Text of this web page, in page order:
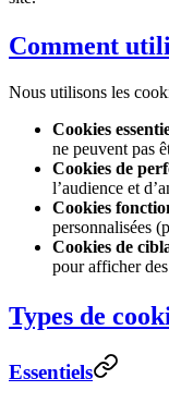
Comment
Nous utilisons les
Cookies
ne peuvent pas
Cookies de
l’audience et
Cookies
personnalisées
Cookies de
pour afficher
Types de
Essentiels